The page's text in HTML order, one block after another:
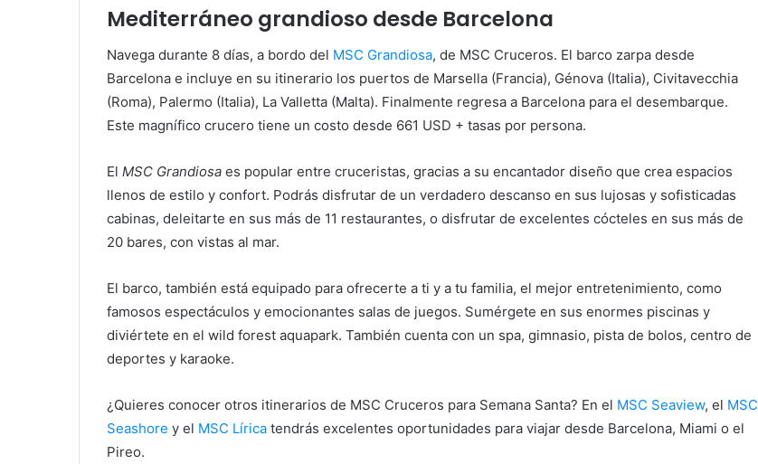
Mediterráneo grandioso desde Barcelona
Navega durante 8 días, a bordo del MSC Grandiosa, de MSC Cruceros. El barco zarpa desde
Barcelona e incluye en su itinerario los puertos de Marsella (Francia), Génova (Italia), Civitavecchia
(Roma), Palermo (Italia), La Valletta (Malta). Finalmente regresa a Barcelona para el desembarque.
Este magnífico crucero tiene un costo desde 661 USD + tasas por persona.
El MSC Grandiosa es popular entre cruceristas, gracias a su encantador diseño que crea espacios
llenos de estilo y confort. Podrás disfrutar de un verdadero descanso en sus lujosas y sofisticadas
cabinas, deleitarte en sus más de 11 restaurantes, o disfrutar de excelentes cócteles en sus más de
20 bares, con vistas al mar.
El barco, también está equipado para ofrecerte a ti y a tu familia, el mejor entretenimiento, como
famosos espectáculos y emocionantes salas de juegos. Sumérgete en sus enormes piscinas y
diviértete en el wild forest aquapark. También cuenta con un spa, gimnasio, pista de bolos, centro de
deportes y karaoke.
¿Quieres conocer otros itinerarios de MSC Cruceros para Semana Santa? En el MSC Seaview, el MSC
Seashore y el MSC Lírica tendrás excelentes oportunidades para viajar desde Barcelona, Miami o el
Pireo.